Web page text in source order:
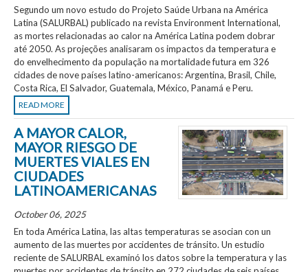
Segundo um novo estudo do Projeto Saúde Urbana na América
Latina (SALURBAL) publicado na revista Environment International,
as mortes relacionadas ao calor na América Latina podem dobrar
até 2050. As projeções analisaram os impactos da temperatura e
do envelhecimento da população na mortalidade futura em 326
cidades de nove países latino-americanos: Argentina, Brasil, Chile,
Costa Rica, El Salvador, Guatemala, México, Panamá e Peru.
READ MORE
A MAYOR CALOR,
MAYOR RIESGO DE
MUERTES VIALES EN
CIUDADES
LATINOAMERICANAS
October 06, 2025
En toda América Latina, las altas temperaturas se asocian con un
aumento de las muertes por accidentes de tránsito. Un estudio
reciente de SALURBAL examinó los datos sobre la temperatura y las